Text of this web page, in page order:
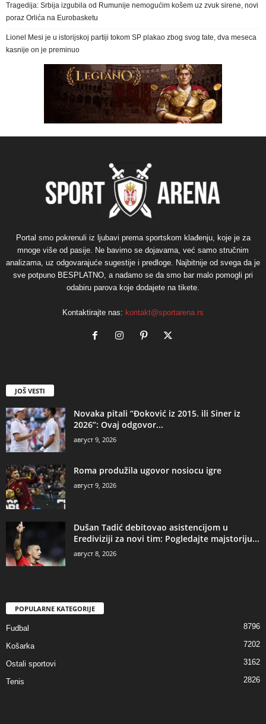
Tragedija: Srbija izgubila od Rumunije nemogućim košem uz zvuk sirene, novi
poraz Orlića na Eurobasketu
Lionel Mesi je u istorijskoj partiji tokom SP plakao zbog svog tate, dva meseca
kasnije on je preminuo
Portal smo pokrenuli iz ljubavi prema sportskom klađenju, koje je za
mnoge više od pasije. Ne bavimo se dojavama, već samo stručnim
analizama, uz odgovarajuće sugestije i predloge. Najbitnije od svega da je
sve potpuno BESPLATNO, a nadamo se da smo bar malo pomogli pri
odabiru parova koje dodajete na tikete.
Kontaktirajte nas: kontakt@sportarena.rs
JOŠ VESTI
Novaka pitali “Đoković iz 2015. ili Siner iz
2026”: Ovaj odgovor...
август 9, 2026
Roma produžila ugovor nosiocu igre
август 9, 2026
Dušan Tadić debitovao asistencijom u
Erediviziji za novi tim: Pogledajte majstoriju...
август 8, 2026
POPULARNE KATEGORIJE
Fudbal 8796
Košarka 7202
Ostali sportovi 3162
Tenis 2826